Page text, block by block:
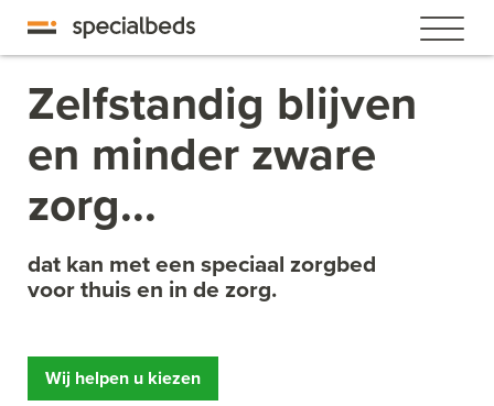
Zelfstandig blijven
en minder zware
zorg...
dat kan met een speciaal zorgbed
voor thuis en in de zorg.
Wij helpen u kiezen